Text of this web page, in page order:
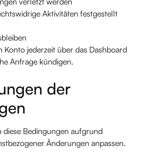
Aktivitäten festgestellt
Konto jederzeit über das Dashboard
Anfrage kündigen.
der
diese Bedingungen aufgrund
Änderungen anpassen.